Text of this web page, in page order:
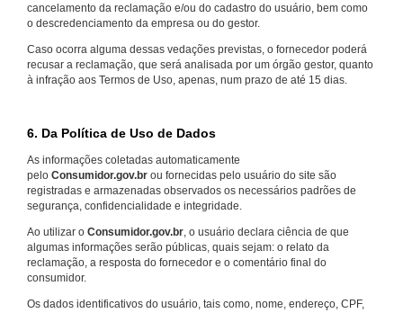
cancelamento da reclamação e/ou do cadastro do usuário, bem como
o descredenciamento da empresa ou do gestor.
Caso ocorra alguma dessas vedações previstas, o fornecedor poderá
recusar a reclamação, que será analisada por um órgão gestor, quanto
à infração aos Termos de Uso, apenas, num prazo de até 15 dias.
6. Da Política de Uso de Dados
As informações coletadas automaticamente
pelo Consumidor.gov.br ou fornecidas pelo usuário do site são
registradas e armazenadas observados os necessários padrões de
segurança, confidencialidade e integridade.
Ao utilizar o Consumidor.gov.br , o usuário declara ciência de que
algumas informações serão públicas, quais sejam: o relato da
reclamação, a resposta do fornecedor e o comentário final do
consumidor.
Os dados identificativos do usuário, tais como, nome, endereço, CPF,